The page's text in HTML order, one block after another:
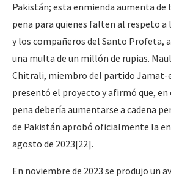
Pakistán; esta enmienda aumenta de
pena para quienes falten al respeto a
y los compañeros del Santo Profeta,
una multa de un millón de rupias.
Chitrali, miembro del partido Jamat-
presentó el proyecto y afirmó que, en
pena debería aumentarse a cadena
de Pakistán aprobó oficialmente la
agosto de 2023[22].
En noviembre de 2023 se produjo un